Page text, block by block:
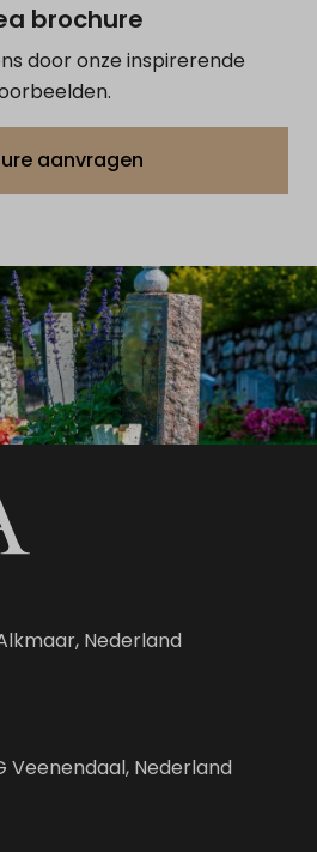
brochure
door onze inspirerende
aanvragen
Alkmaar, Nederland
Veenendaal, Nederland